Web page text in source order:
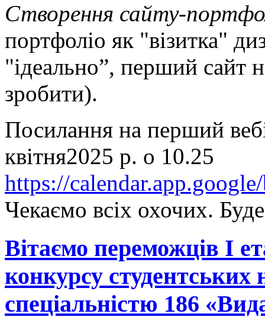
Створення сайту-
портфоліо як "візитка"
"ідеально”, перший сайт
зробити).
Посилання на перший
квітня2025 р. о 10.25
https://
Чекаємо всіх охочих.
Вітаємо переможців I
конкурсу студентських
спеціальністю 186